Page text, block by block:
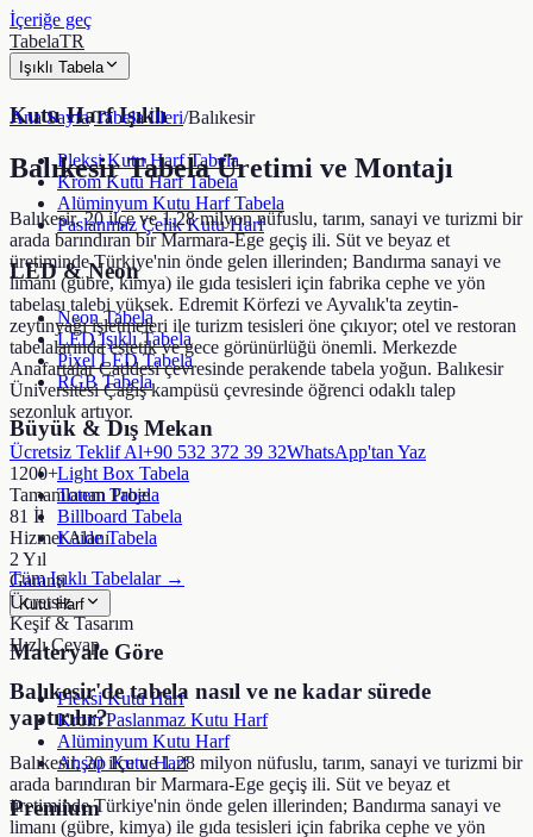
İçeriğe geç
TabelaTR
Işıklı Tabela
Kutu Harf Işıklı
Pleksi Kutu Harf Tabela
Krom Kutu Harf Tabela
Alüminyum Kutu Harf Tabela
Paslanmaz Çelik Kutu Harf
LED & Neon
Neon Tabela
LED Işıklı Tabela
Pixel LED Tabela
RGB Tabela
Büyük & Dış Mekan
Light Box Tabela
Totem Tabela
Billboard Tabela
Kaide Tabela
Tüm Işıklı Tabelalar →
Kutu Harf
Materyale Göre
Pleksi Kutu Harf
Krom Paslanmaz Kutu Harf
Alüminyum Kutu Harf
Ahşap Kutu Harf
Premium
Ana Sayfa/Tabela İlleri/Balıkesir
BalıkesirTabela Üretimi ve Montajı
Balıkesir, 20 ilçe ve 1,28 milyon nüfuslu, tarım, sanayi ve turizmi bir
arada barındıran bir Marmara-Ege geçiş ili. Süt ve beyaz et
üretiminde Türkiye'nin önde gelen illerinden; Bandırma sanayi ve
limanı (gübre, kimya) ile gıda tesisleri için fabrika cephe ve yön
tabelası talebi yüksek. Edremit Körfezi ve Ayvalık'ta zeytin-
zeytinyağı işletmeleri ile turizm tesisleri öne çıkıyor; otel ve restoran
tabelalarında estetik ve gece görünürlüğü önemli. Merkezde
Anafartalar Caddesi çevresinde perakende tabela yoğun. Balıkesir
Üniversitesi Çağış kampüsü çevresinde öğrenci odaklı talep
sezonluk artıyor.
Ücretsiz Teklif Al+90 532 372 39 32WhatsApp'tan Yaz
1200+
Tamamlanan Proje
81 İl
Hizmet Alanı
2 Yıl
Garanti
Ücretsiz
Keşif & Tasarım
Hızlı Cevap
Balıkesir'de tabela nasıl ve ne kadar sürede
yaptırılır?
Balıkesir, 20 ilçe ve 1,28 milyon nüfuslu, tarım, sanayi ve turizmi bir
arada barındıran bir Marmara-Ege geçiş ili. Süt ve beyaz et
üretiminde Türkiye'nin önde gelen illerinden; Bandırma sanayi ve
limanı (gübre, kimya) ile gıda tesisleri için fabrika cephe ve yön